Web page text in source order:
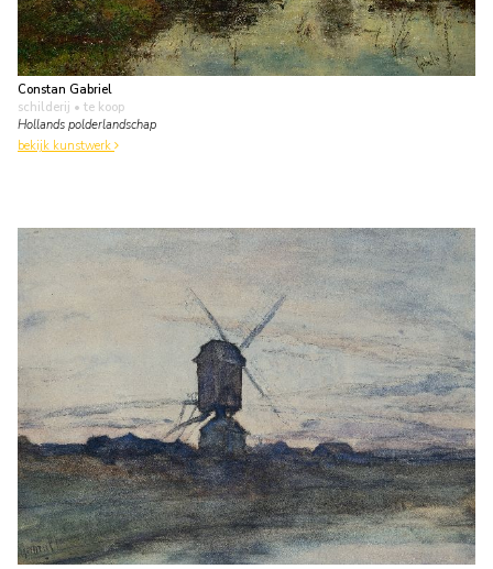
Constan Gabriel
schilderij • te koop
Hollands polderlandschap
bekijk kunstwerk